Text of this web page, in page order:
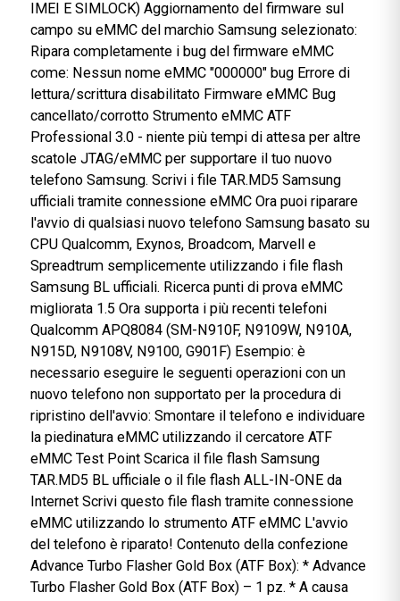
lampeggiatore Nokia FBUS Caratteristiche
Strumento eMMC ATF Professional 3.0 (APeT 3.0)
Rimuove permanentemente il bit WP su tutte le
eMMC del marchio Samsung (primo al mondo):
Risolve "Impossibile trovare un'opzione avviabile"
telefoni Nokia / Microsoft Lumia (SENZA PERDITA
DATI IMEI E SIMLOCK) Risolto il problema con
"eMMC è di sola lettura, non è possibile aggiornare il
sistema" sui telefoni Huawei (SENZA PERDITA DATI
IMEI E SIMLOCK) Aggiornamento del firmware sul
campo su eMMC del marchio Samsung selezionato:
Ripara completamente i bug del firmware eMMC
come: Nessun nome eMMC "000000" bug Errore di
lettura/scrittura disabilitato Firmware eMMC Bug
cancellato/corrotto Strumento eMMC ATF
Professional 3.0 - niente più tempi di attesa per altre
scatole JTAG/eMMC per supportare il tuo nuovo
telefono Samsung. Scrivi i file TAR.MD5 Samsung
ufficiali tramite connessione eMMC Ora puoi riparare
l'avvio di qualsiasi nuovo telefono Samsung basato
CPU Qualcomm, Exynos, Broadcom, Marvell e
Spreadtrum semplicemente utilizzando i file flash
Samsung BL ufficiali. Ricerca punti di prova eMMC
migliorata 1.5 Ora supporta i più recenti telefoni
Qualcomm APQ8084 (SM-N910F, N9109W, N910A,